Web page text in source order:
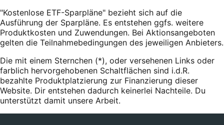
"Kostenlose ETF-Sparpläne" bezieht sich auf die
Ausführung der Sparpläne. Es entstehen ggfs. weitere
Produktkosten und Zuwendungen. Bei Aktionsangeboten
gelten die Teilnahmebedingungen des jeweiligen Anbieters.
Die mit einem Sternchen (*), oder versehenen Links oder
farblich hervorgehobenen Schaltflächen sind i.d.R.
bezahlte Produktplatzierung zur Finanzierung dieser
Website. Dir entstehen dadurch keinerlei Nachteile. Du
unterstützt damit unsere Arbeit.